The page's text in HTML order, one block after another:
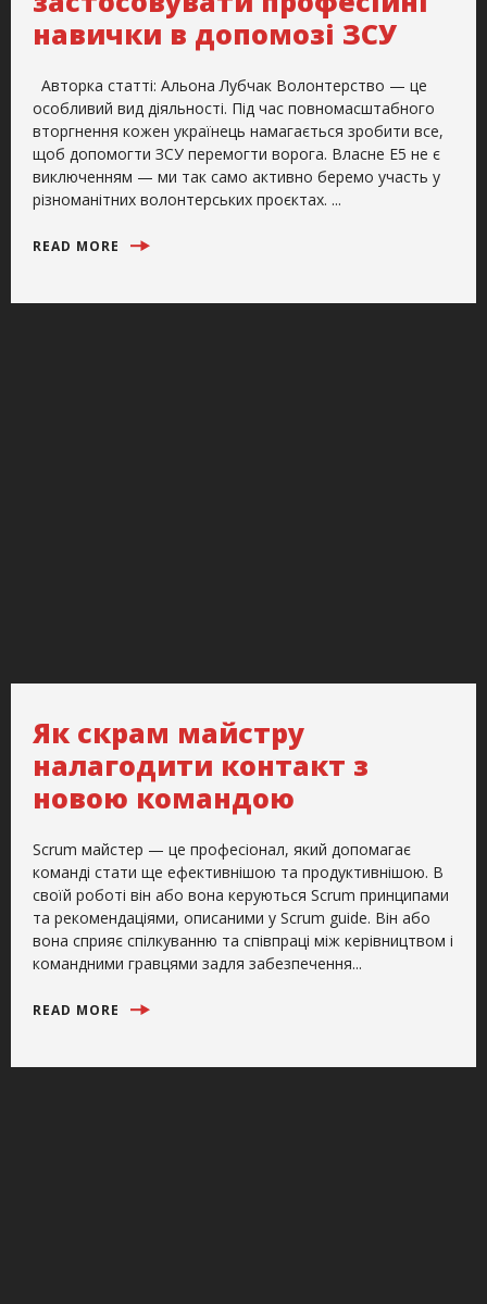
навички в допомозі ЗСУ
Авторка статті: Альона Лубчак Волонтерство — це
особливий вид діяльності. Під час повномасштабного
вторгнення кожен українець намагається зробити все,
щоб допомогти ЗСУ перемогти ворога. Власне Е5 не є
виключенням — ми так само активно беремо участь у
різноманітних волонтерських проєктах. ...
READ MORE
Як скрам майстру
налагодити контакт з
новою командою
Scrum майстер — це професіонал, який допомагає
команді стати ще ефективнішою та продуктивнішою. В
своїй роботі він або вона керуються Scrum принципами
та рекомендаціями, описаними у Scrum guide. Він або
вона сприяє спілкуванню та співпраці між керівництвом і
командними гравцями задля забезпечення...
READ MORE